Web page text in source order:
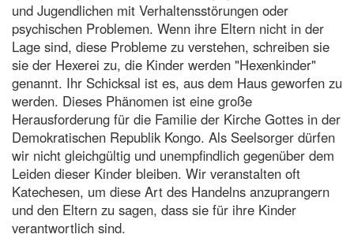
und Jugendlichen mit Verhaltensstörungen oder
psychischen Problemen. Wenn ihre Eltern nicht in der
Lage sind, diese Probleme zu verstehen, schreiben sie
sie der Hexerei zu, die Kinder werden "Hexenkinder"
genannt. Ihr Schicksal ist es, aus dem Haus geworfen zu
werden. Dieses Phänomen ist eine große
Herausforderung für die Familie der Kirche Gottes in der
Demokratischen Republik Kongo. Als Seelsorger dürfen
wir nicht gleichgültig und unempfindlich gegenüber dem
Leiden dieser Kinder bleiben. Wir veranstalten oft
Katechesen, um diese Art des Handelns anzuprangern
und den Eltern zu sagen, dass sie für ihre Kinder
verantwortlich sind.